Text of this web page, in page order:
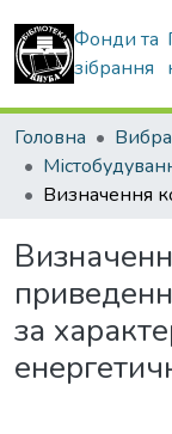
Фонди та
зібрання
Головна
за